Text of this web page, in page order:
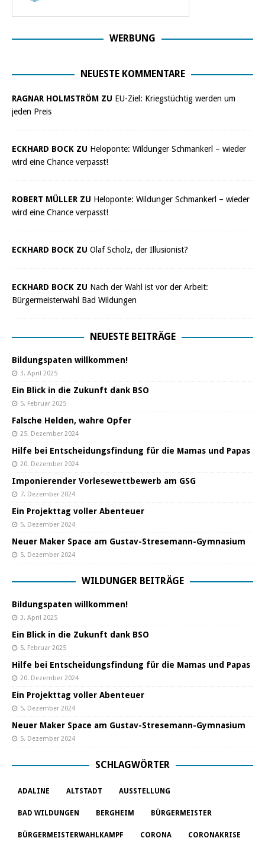
WERBUNG
NEUESTE KOMMENTARE
RAGNAR HOLMSTRÖM ZU EU-Ziel: Kriegstüchtig werden um
jeden Preis
ECKHARD BOCK ZU Heloponte: Wildunger Schmankerl – wieder
wird eine Chance verpasst!
ROBERT MÜLLER ZU Heloponte: Wildunger Schmankerl – wieder
wird eine Chance verpasst!
ECKHARD BOCK ZU Olaf Scholz, der Illusionist?
ECKHARD BOCK ZU Nach der Wahl ist vor der Arbeit:
Bürgermeisterwahl Bad Wildungen
NEUESTE BEITRÄGE
Bildungspaten willkommen!
3. April 2025
Ein Blick in die Zukunft dank BSO
5. Februar 2025
Falsche Helden, wahre Opfer
25. Dezember 2024
Hilfe bei Entscheidungsfindung für die Mamas und Papas
20. Dezember 2024
Imponierender Vorlesewettbewerb am GSG
7. Dezember 2024
Ein Projekttag voller Abenteuer
5. Dezember 2024
Neuer Maker Space am Gustav-Stresemann-Gymnasium
5. Dezember 2024
WILDUNGER BEITRÄGE
Bildungspaten willkommen!
3. April 2025
Ein Blick in die Zukunft dank BSO
5. Februar 2025
Hilfe bei Entscheidungsfindung für die Mamas und Papas
20. Dezember 2024
Ein Projekttag voller Abenteuer
5. Dezember 2024
Neuer Maker Space am Gustav-Stresemann-Gymnasium
5. Dezember 2024
SCHLAGWÖRTER
ADALINE ALTSTADT AUSSTELLUNG
BAD WILDUNGEN BERGHEIM BÜRGERMEISTER
BÜRGERMEISTERWAHLKAMPF CORONA CORONAKRISE